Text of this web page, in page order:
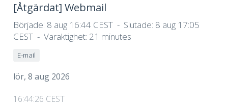
[Åtgärdat] Webmail
Började: 8 aug 16:44 CEST Slutade: 8 aug 17:05
CEST
Varaktighet: 21 minutes
E-mail
lör, 8 aug 2026
16:44:26 CEST